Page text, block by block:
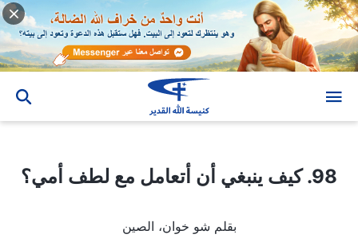
98. كيف ينبغي أن أتعامل مع لطف أمي؟
بقلم شو خوان، الصين